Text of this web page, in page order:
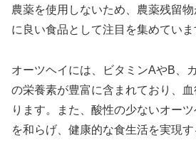
農薬を使用しないため、農薬残留
に良い食品として注目を集めていま
オーツヘイには、ビタミンAやB、
の栄養素が豊富に含まれており、
ります。また、酸性の少ないオー
を和らげ、健康的な食生活を実現す